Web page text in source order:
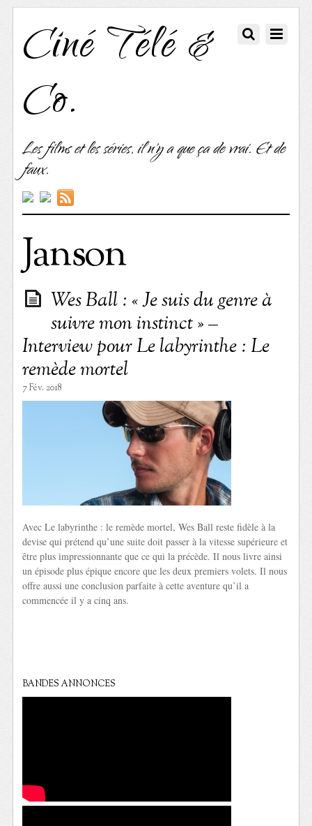
Ciné Télé &
Co.
Les films et les séries, il n'y a que ça de vrai. Et de
faux.
Janson
Wes Ball : « Je suis du genre à
suivre mon instinct » –
Interview pour Le labyrinthe : Le
remède mortel
7 Fév. 2018
Avec Le labyrinthe : le remède mortel, Wes Ball reste fidèle à la
devise qui prétend qu’une suite doit passer à la vitesse supérieure et
être plus impressionnante que ce qui la précède. Il nous livre ainsi
un épisode plus épique encore que les deux premiers volets. Il nous
offre aussi une conclusion parfaite à cette aventure qu’il a
commencée il y a cinq ans.
BANDES ANNONCES